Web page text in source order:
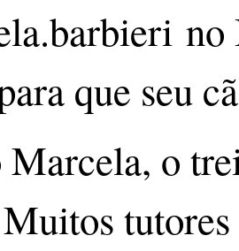
no
que seu
Marcela, o